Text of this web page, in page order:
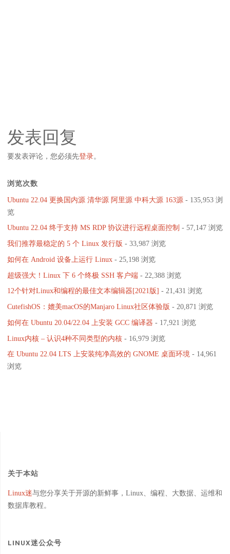
发表回复
要发表评论，您必须先登录。
浏览次数
Ubuntu 22.04 更换国内源 清华源 阿里源 中科大源 163源- 135,953 浏
览
Ubuntu 22.04 终于支持 MS RDP 协议进行远程桌面控制 - 57,147 浏览
我们推荐最稳定的 5 个 Linux 发行版 - 33,987 浏览
如何在 Android 设备上运行 Linux- 25,198 浏览
超级强大！Linux 下 6 个终极 SSH 客户端- 22,388 浏览
12个针对Linux和编程的最佳文本编辑器[2021版] - 21,431 浏览
CutefishOS：媲美macOS的Manjaro Linux社区体验版 - 20,871 浏览
如何在 Ubuntu 20.04/22.04 上安装 GCC 编译器 - 17,921 浏览
Linux内核 – 认识4种不同类型的内核- 16,979 浏览
在 Ubuntu 22.04 LTS 上安装纯净高效的 GNOME 桌面环境- 14,961
浏览
关于本站
Linux迷与您分享关于开源的新鲜事，Linux、编程、大数据、运维和
数据库教程。
LINUX迷公众号